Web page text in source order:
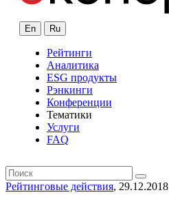
En Ru
Рейтинги
Аналитика
ESG продукты
Рэнкинги
Конференции
Тематики
Услуги
FAQ
Рейтинговые действия, 29.12.2018